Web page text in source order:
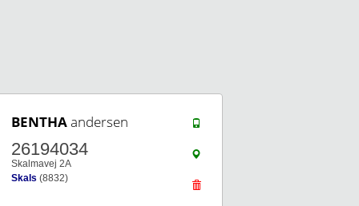
BENTHAandersen
26194034
Skalmavej 2A
Skals (8832)